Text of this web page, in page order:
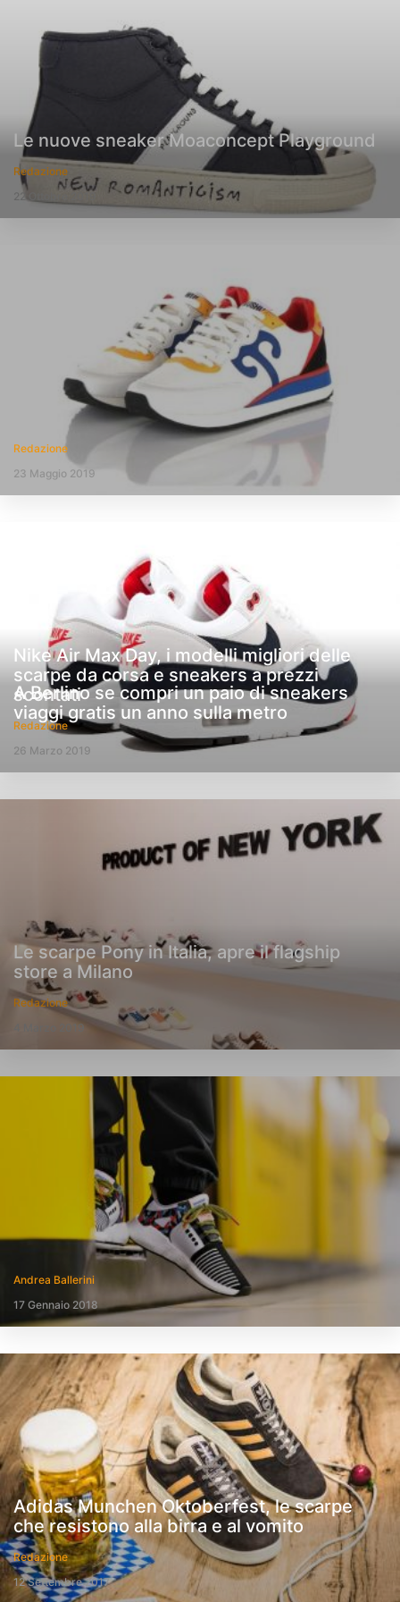
Le nuove sneaker Moaconcept Playground
Redazione
22 Ottobre 2019
Redazione
23 Maggio 2019
Nike Air Max Day, i modelli migliori delle
scarpe da corsa e sneakers a prezzi
scontati
Redazione
26 Marzo 2019
Le scarpe Pony in Italia, apre il flagship
store a Milano
Redazione
4 Marzo 2019
A Berlino se compri un paio di sneakers
viaggi gratis un anno sulla metro
Andrea Ballerini
17 Gennaio 2018
Adidas Munchen Oktoberfest, le scarpe
che resistono alla birra e al vomito
Redazione
12 Settembre 2017